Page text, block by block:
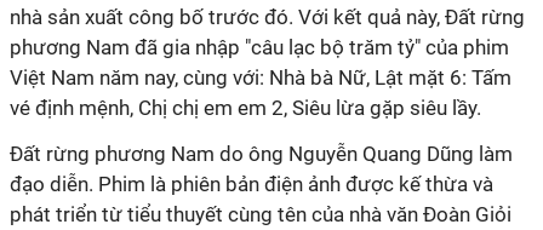
nhà sản xuất công bố trước đó. Với kết quả này, Đất rừng
phương Nam đã gia nhập "câu lạc bộ trăm tỷ" của phim
Việt Nam năm nay, cùng với: Nhà bà Nữ, Lật mặt 6: Tấm
vé định mệnh, Chị chị em em 2, Siêu lừa gặp siêu lầy.
Đất rừng phương Nam do ông Nguyễn Quang Dũng làm
đạo diễn. Phim là phiên bản điện ảnh được kế thừa và
phát triển từ tiểu thuyết cùng tên của nhà văn Đoàn Giỏi